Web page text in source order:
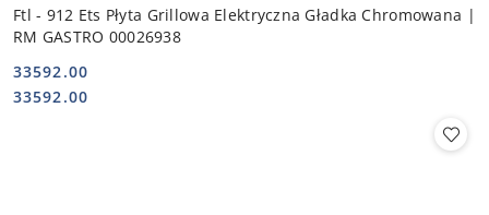
Ftl - 912 Ets Płyta Grillowa Elektryczna Gładka Chromowana |
RM GASTRO 00026938
Cena:
33592.00
Cena:
33592.00